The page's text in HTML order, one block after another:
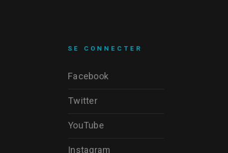
SE CONNECTER
Facebook
Twitter
YouTube
Instagram